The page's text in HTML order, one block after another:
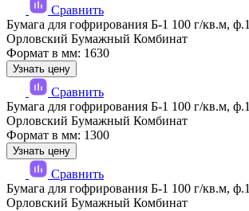
Сравнить
Бумага для гофрирования Б-1 100 г/кв.м,
Орловский Бумажный Комбинат
Формат в мм: 1630
Узнать цену
Сравнить
Бумага для гофрирования Б-1 100 г/кв.м,
Орловский Бумажный Комбинат
Формат в мм: 1300
Узнать цену
Сравнить
Бумага для гофрирования Б-1 100 г/кв.м,
Орловский Бумажный Комбинат